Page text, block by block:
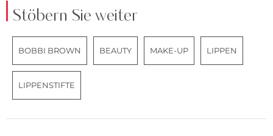
Stöbern Sie weiter
BOBBI BROWN BEAUTY MAKE-UP LIPPEN
LIPPENSTIFTE